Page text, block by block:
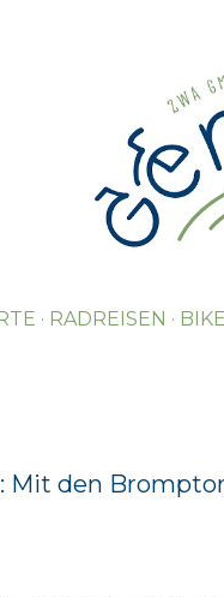
RADREISEN
Mit den